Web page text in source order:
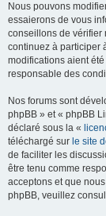
Nous pouvons
essaierons de vous
conseillons de vérifier
continuez à participer
modifications aient
responsable des
Nos forums sont
phpBB » et « phpBB
déclaré sous la «
téléchargé sur le site
de faciliter les
être tenu comme
acceptons et que
phpBB, veuillez